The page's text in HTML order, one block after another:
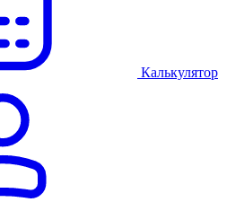
Калькулятор